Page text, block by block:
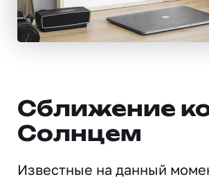
Сближение
Солнцем
Известные на данный